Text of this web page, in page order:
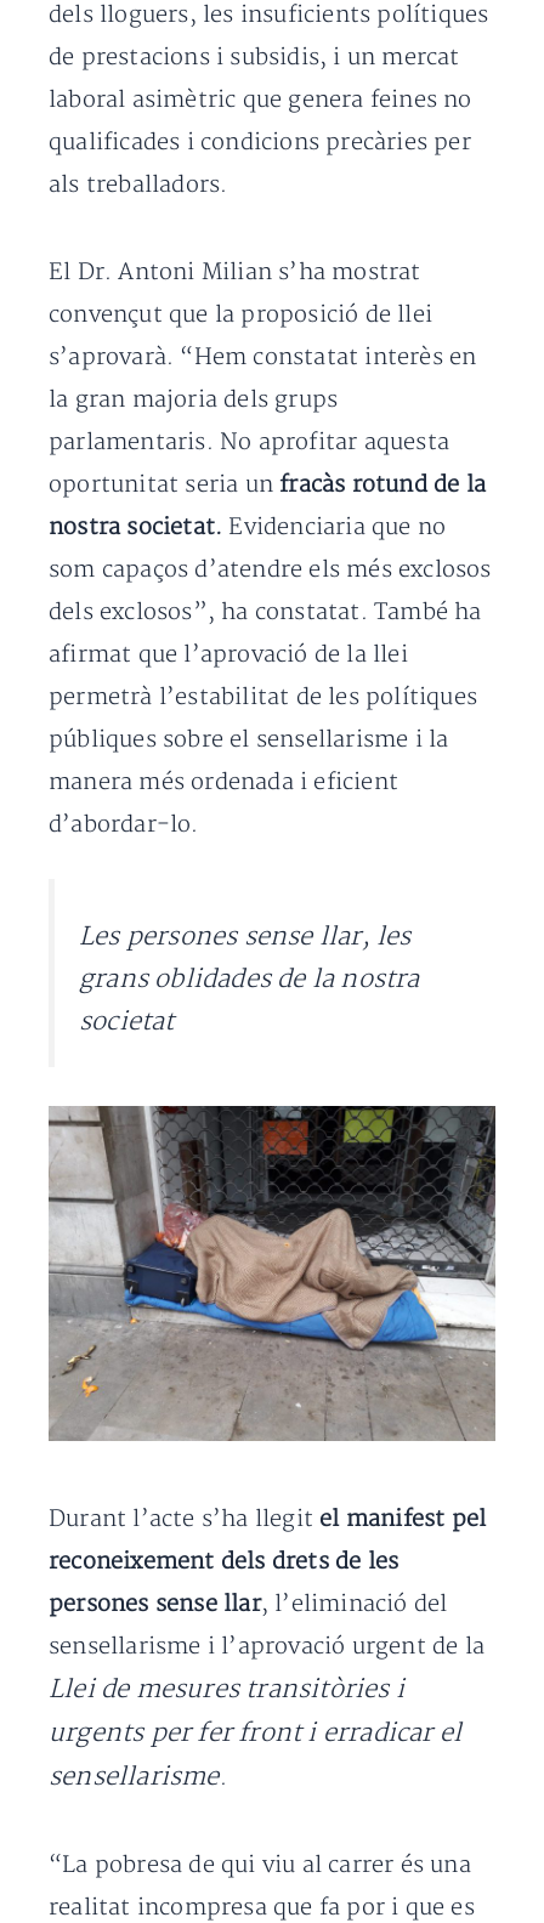
dels lloguers, les insuficients polítiques
de prestacions i subsidis, i un mercat
laboral asimètric que genera feines no
qualificades i condicions precàries per
als treballadors.
El Dr. Antoni Milian s’ha mostrat
convençut que la proposició de llei
s’aprovarà. “Hem constatat interès en
la gran majoria dels grups
parlamentaris. No aprofitar aquesta
oportunitat seria unfracàs rotund de la
nostra societat. Evidenciaria que no
som capaços d’atendre els més exclosos
dels exclosos”, ha constatat. També ha
afirmat que l’aprovació de la llei
permetrà l’estabilitat de les polítiques
públiques sobre el sensellarisme i la
manera més ordenada i eficient
d’abordar-lo.
Les persones sense llar, les
grans oblidades de la nostra
societat
Durant l’acte s’ha llegit el manifest pel
reconeixement dels drets de les
persones sense llar, l’eliminació del
sensellarisme i l’aprovació urgent de la
Llei de mesures transitòries i
urgents per fer front i erradicar el
sensellarisme.
“La pobresa de qui viu al carrer és una
realitat incompresa que fa por i que es